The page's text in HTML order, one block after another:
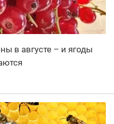
в августе – и ягоды